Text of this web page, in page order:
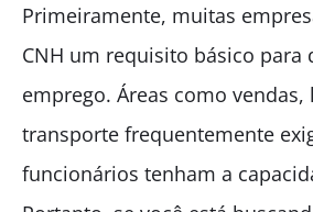
Primeiramente, muitas
CNH um requisito básico para
emprego. Áreas como vendas,
transporte frequentemente
funcionários tenham a